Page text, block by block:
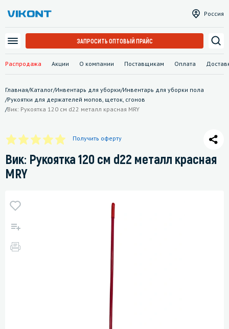
Распродажа Акции О компании Поставщикам Оплата
Россия
ЗАПРОСИТЬ ОПТОВЫЙ ПРАЙС
Главная/Каталог/Инвентарь для уборки/Инвентарь для уборки пола
/Рукоятки для держателей мопов, щеток, сгонов
/Вик: Рукоятка 120 см d22 металл красная MRY
Получить оферту
Вик: Рукоятка 120 см d22 металл красная
MRY